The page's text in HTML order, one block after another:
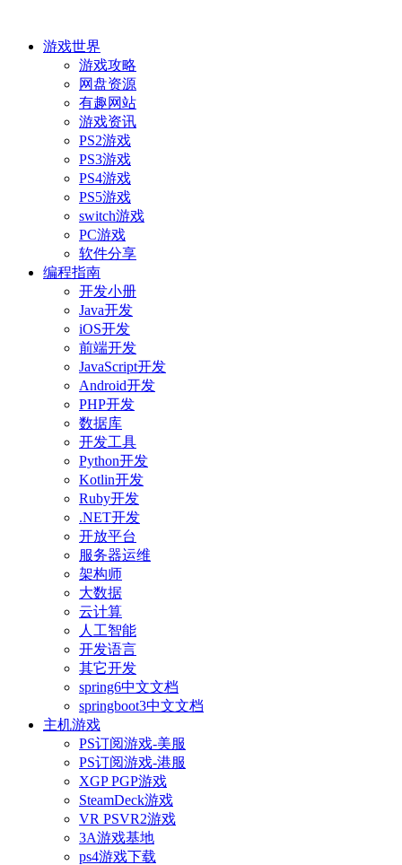
游戏世界
游戏攻略
网盘资源
有趣网站
游戏资讯
PS2游戏
PS3游戏
PS4游戏
PS5游戏
switch游戏
PC游戏
软件分享
编程指南
开发小册
Java开发
iOS开发
前端开发
JavaScript开发
Android开发
PHP开发
数据库
开发工具
Python开发
Kotlin开发
Ruby开发
.NET开发
开放平台
服务器运维
架构师
大数据
云计算
人工智能
开发语言
其它开发
spring6中文文档
springboot3中文文档
主机游戏
PS订阅游戏-美服
PS订阅游戏-港服
XGP PGP游戏
SteamDeck游戏
VR PSVR2游戏
3A游戏基地
ps4游戏下载